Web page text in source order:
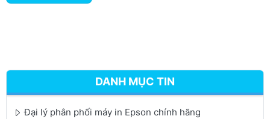
DANH MỤC TIN
Đại lý phân phối máy in Epson chính hãng